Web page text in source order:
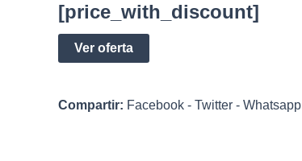
[price_with_discount]
Ver oferta
Compartir: Facebook - Twitter - Whatsapp